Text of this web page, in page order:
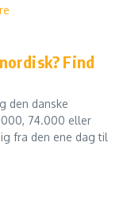
Find
den danske
74.000 eller
fra den ene dag til